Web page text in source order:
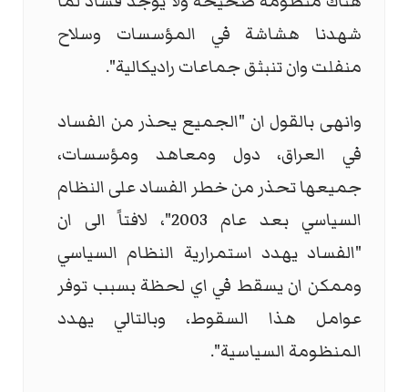
شهدنا هشاشة في المؤسسات وسلاح
منفلت وان تنبثق جماعات راديكالية".
وانهى بالقول ان "الجميع يحذر من الفساد
في العراق، دول ومعاهد ومؤسسات،
جميعها تحذر من خطر الفساد على النظام
السياسي بعد عام 2003"، لافتاً الى ان
"الفساد يهدد استمرارية النظام السياسي
وممكن ان يسقط في اي لحظة بسبب توفر
عوامل هذا السقوط، وبالتالي يهدد
المنظومة السياسية".